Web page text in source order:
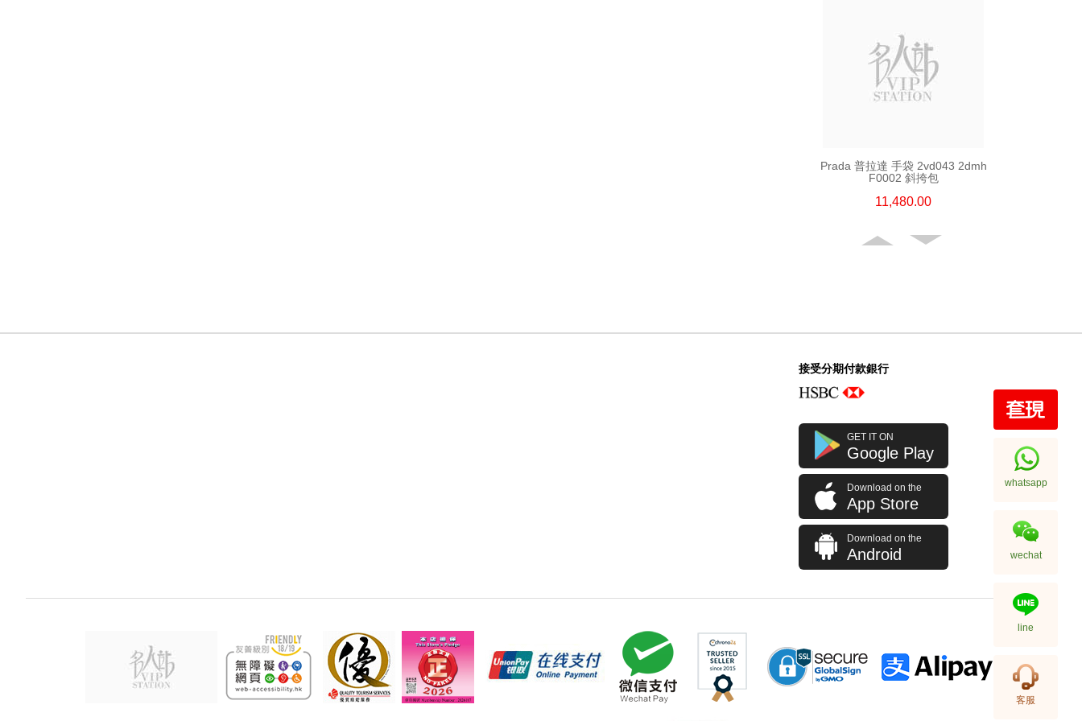
Prada 普拉達 手袋 2vd043 2dmh
F0002 斜挎包
11,480.00
Prada 普拉達 手袋 2vz034 2a6d
F0002 背包
11,800.00
接受分期付款銀行
GET IT ON
Google Play
Download on the
App Store
Download on the
Android
whatsapp
wechat
line
客服